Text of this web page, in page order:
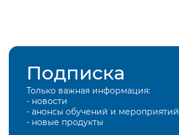
Подписка
Только важная информация:
- новости
- анонсы обучений и мероприятий
- новые продукты